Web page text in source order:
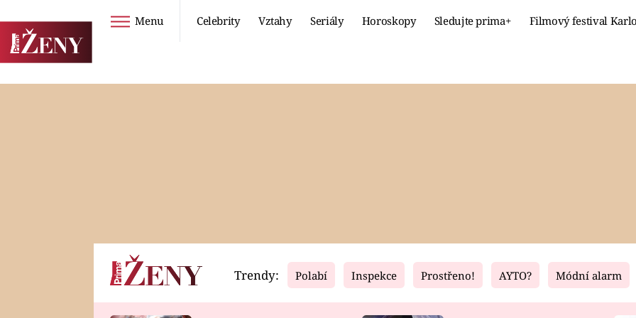
Menu Celebrity Vztahy Seriály Horoskopy Sledujte prima+ Filmový festival
Horoskopy Video Fresh Living
Trendy: Polabí Inspekce Prostřeno! AYTO? Módní alarm